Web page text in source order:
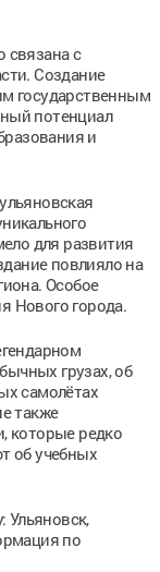
связана с
Создание
государственным
потенциал
и
для развития
повлияло на
Особое
Нового города.
грузах, об
самолётах
также
которые редко
об учебных
Ульяновск,
по